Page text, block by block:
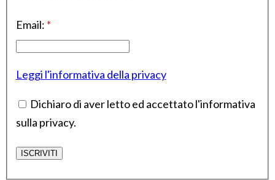
Email: *
Leggi l'informativa della privacy
Dichiaro di aver letto ed accettato l'informativa
sulla privacy.